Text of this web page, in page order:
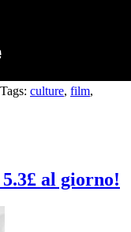
Tags: culture, film,
al giorno!